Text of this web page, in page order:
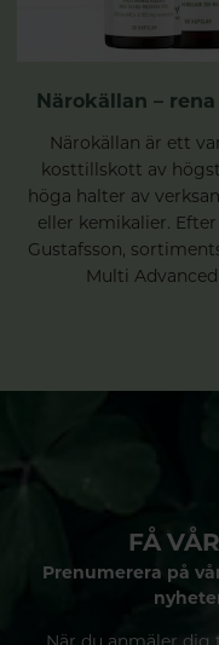
Närokällan –
Närokällan är ett
kosttillskott av
höga halter av
eller kemikalier.
Gustafsson,
Multi
FÅ
Prenumerera på